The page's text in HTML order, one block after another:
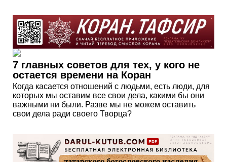
7 главных советов для тех, у кого не
остается времени на Коран
Когда касается отношений с людьми, есть люди, для
которых мы оставим все свои дела, какими бы они
важными ни были. Разве мы не можем оставить
свои дела ради своего Творца?